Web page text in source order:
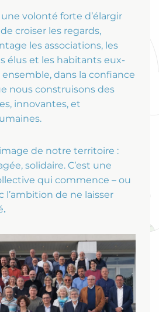
volonté forte d’élargir
croiser les regards,
les associations, les
élus et les habitants eux-
ensemble, dans la confiance
nous construisons des
innovantes, et
de notre territoire :
solidaire. C’est une
qui commence – ou
l’ambition de ne laisser
.